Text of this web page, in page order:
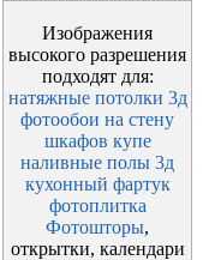
Изображения
высокого разрешения
подходят для:
натяжные потолки 3д
фотообои на стену
шкафов купе
наливные полы 3д
кухонный фартук
фотоплитка
Фотошторы,
открытки, календари